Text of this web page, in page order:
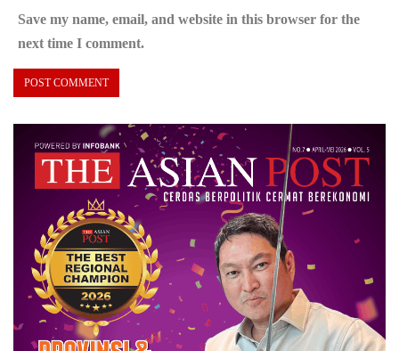
Save my name, email, and website in this browser for the
next time I comment.